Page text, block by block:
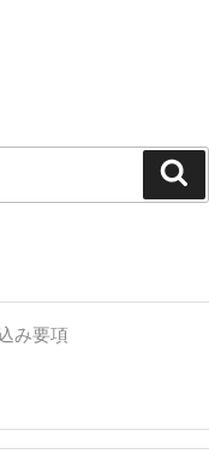
み要項